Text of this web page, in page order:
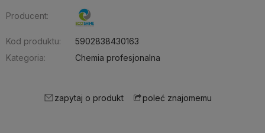
Producent:
Kod produktu:
5902838430163
Kategoria:
Chemia profesjonalna
zapytaj o produkt poleć znajomemu